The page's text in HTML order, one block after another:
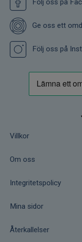
Följ oss på
Ge oss ett
Följ oss på
Villkor
Om oss
Integritetspolicy
Mina sidor
Återkallelser